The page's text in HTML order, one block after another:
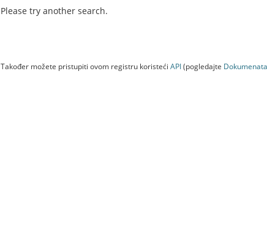
Please try another search.
Također možete pristupiti ovom registru koristeći API(pogledajte